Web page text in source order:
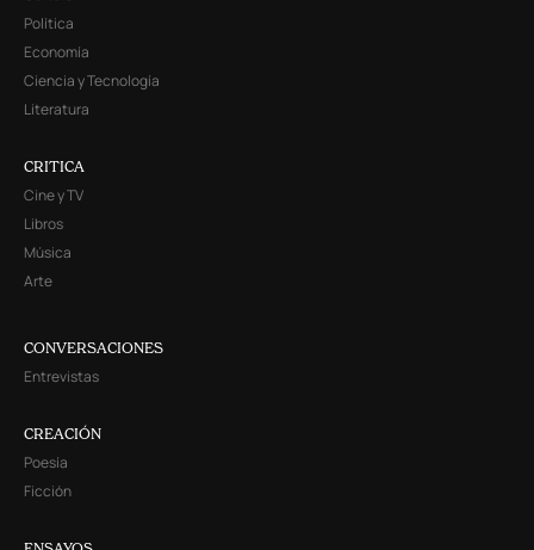
Política
Economía
Ciencia y Tecnología
Literatura
CRITICA
Cine y TV
Libros
Música
Arte
CONVERSACIONES
Entrevistas
CREACIÓN
Poesía
Ficción